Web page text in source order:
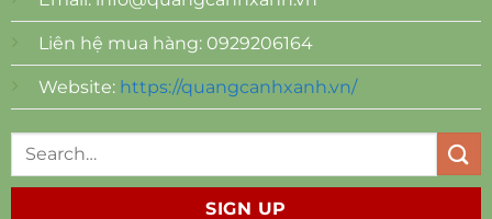
Liên hệ mua hàng: 0929206164
Website: https://quangcanhxanh.vn/
SIGN UP